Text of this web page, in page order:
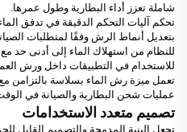
شاملة تعزز أداء البطارية وطول عمرها.
تحكم آليات التحكم الدقيقة في تدفق
بتعديل أنماط الرش وفقًا لمتطلبات
للنظام من استهلاك الماء إلى أدنى حد مع
للاستخدام في التطبيقات داخل ورش
تعمل ميزة رش الماء بسلاسة بالتزامن
عمليات شحن البطارية والصيانة في
تصميم متعدد الاستخدامات